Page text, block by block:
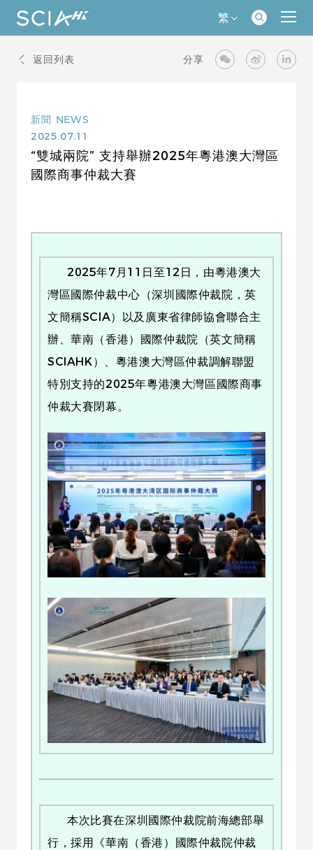
繁
返回列表 分享
新聞 NEWS
2025.07.11
“雙城兩院” 支持舉辦2025年粵港澳大灣區
國際商事仲裁大賽
2025年7月11日至12日，由粵港澳大
灣區國際仲裁中心（深圳國際仲裁院，英
文簡稱SCIA）以及廣東省律師協會聯合主
辦、華南（香港）國際仲裁院（英文簡稱
SCIAHK）、粵港澳大灣區仲裁調解聯盟
特別支持的2025年粵港澳大灣區國際商事
仲裁大賽閉幕。
本次比賽在深圳國際仲裁院前海總部舉
行，採用《華南（香港）國際仲裁院仲裁